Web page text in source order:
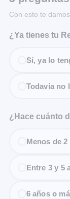
Con esto te
¿Ya tienes tu
Sí, ya lo
Todavía no
¿Hace cuánto
Menos de 2
Entre 3 y 5
6 años o